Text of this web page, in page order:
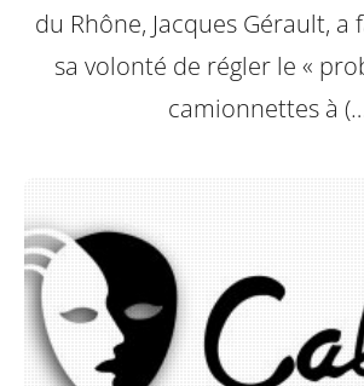
du Rhône, Jacques Gérault, a
sa volonté de régler le «
camionnettes à